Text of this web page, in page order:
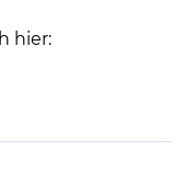
hier: